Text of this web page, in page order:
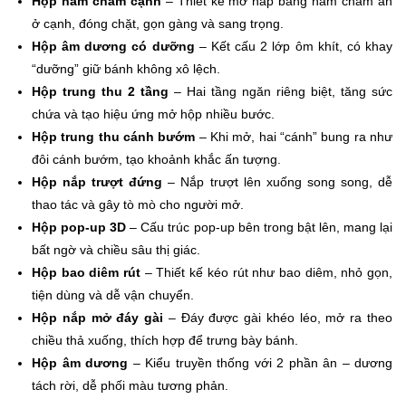
ở cạnh, đóng chặt, gọn gàng và sang trọng.
Hộp âm dương có dưỡng – Kết cấu 2 lớp ôm khít, có khay
“dưỡng” giữ bánh không xô lệch.
Hộp trung thu 2 tầng – Hai tầng ngăn riêng biệt, tăng sức
chứa và tạo hiệu ứng mở hộp nhiều bước.
Hộp trung thu cánh bướm – Khi mở, hai “cánh” bung ra như
đôi cánh bướm, tạo khoảnh khắc ấn tượng.
Hộp nắp trượt đứng– Nắp trượt lên xuống song song, dễ
thao tác và gây tò mò cho người mở.
Hộp pop‑up 3D – Cấu trúc pop‑up bên trong bật lên, mang lại
bất ngờ và chiều sâu thị giác.
Hộp bao diêm rút – Thiết kế kéo rút như bao diêm, nhỏ gọn,
tiện dùng và dễ vận chuyển.
Hộp nắp mở đáy gài – Đáy được gài khéo léo, mở ra theo
chiều thả xuống, thích hợp để trưng bày bánh.
Hộp âm dương – Kiểu truyền thống với 2 phần ân – dương
tách rời, dễ phối màu tương phản.